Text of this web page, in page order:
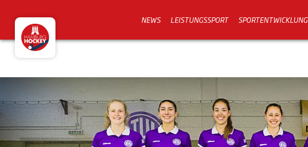
NEWS LEISTUNGSSPORT SPORTENTWICKLUNG